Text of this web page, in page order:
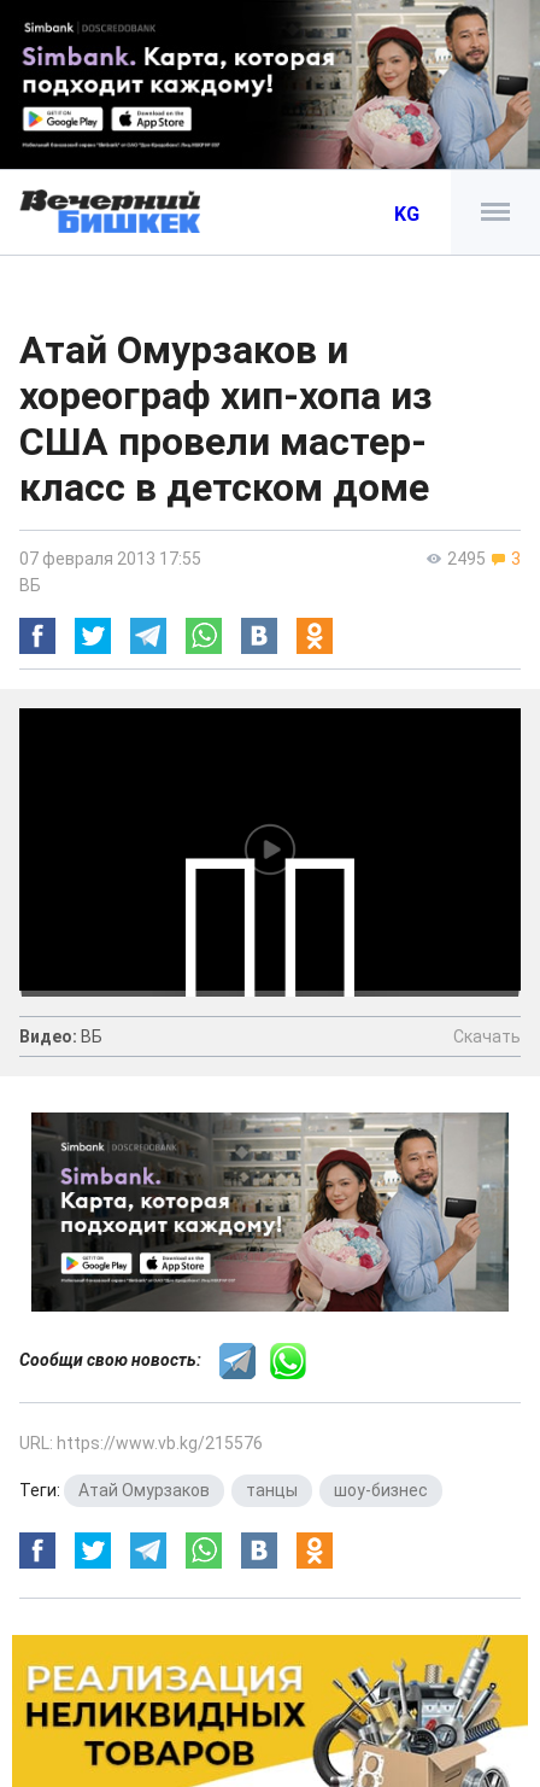
KG
Атай Омурзаков и
хореограф хип-хопа из
США провели мастер-
класс в детском доме
2495 3
07 февраля 2013 17:55
ВБ
Видео: ВБ Скачать
Сообщи свою новость:
URL: https://www.vb.kg/215576
Теги: Атай Омурзаков танцы шоу-бизнес